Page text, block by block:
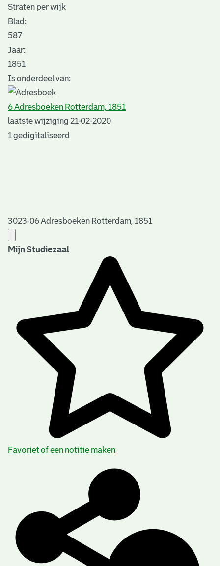
Straten per wijk
Blad:
587
Jaar:
1851
Is onderdeel van:
6 Adresboeken Rotterdam, 1851
laatste wijziging 21-02-2020
1 gedigitaliseerd
3023-06 Adresboeken Rotterdam, 1851
Mijn Studiezaal
Favoriet of een notitie maken